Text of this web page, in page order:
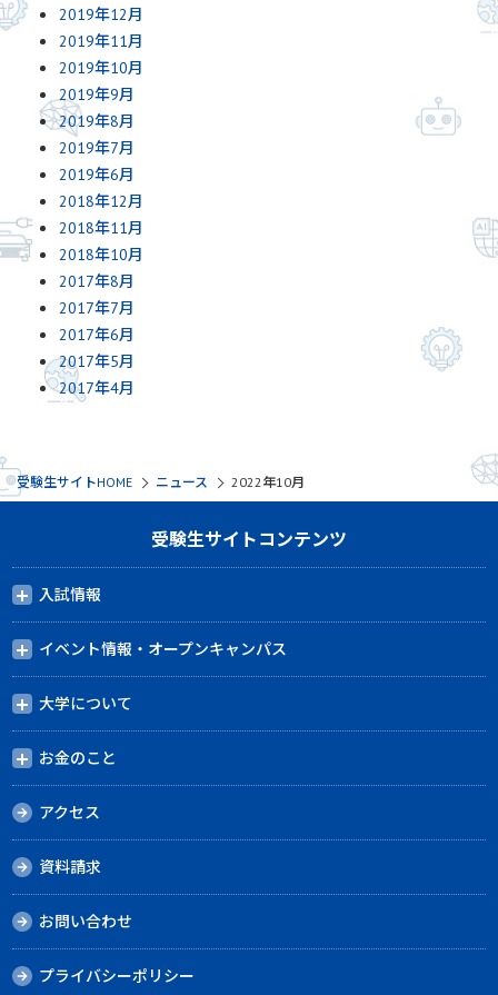
2019年12月
2019年11月
2019年10月
2019年9月
2019年8月
2019年7月
2019年6月
2018年12月
2018年11月
2018年10月
2017年8月
2017年7月
2017年6月
2017年5月
2017年4月
受験生サイトHOME ニュース 2022年10月
受験生サイトコンテンツ
入試情報
イベント情報・オープンキャンパス
大学について
お金のこと
アクセス
資料請求
お問い合わせ
プライバシーポリシー